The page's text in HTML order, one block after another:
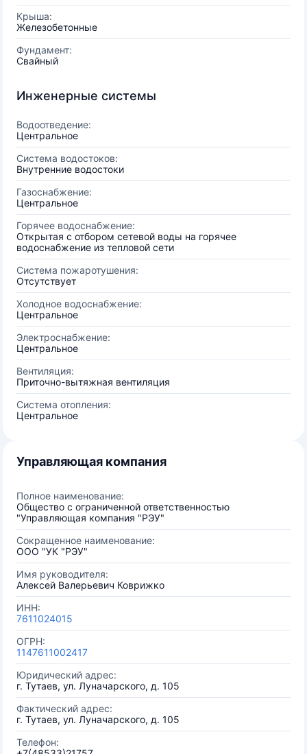
Крыша:
Железобетонные
Фундамент:
Свайный
Инженерные системы
Водоотведение:
Центральное
Система водостоков:
Внутренние водостоки
Газоснабжение:
Центральное
Горячее водоснабжение:
Открытая с отбором сетевой воды на горячее
водоснабжение из тепловой сети
Система пожаротушения:
Отсутствует
Холодное водоснабжение:
Центральное
Электроснабжение:
Центральное
Вентиляция:
Приточно-вытяжная вентиляция
Система отопления:
Центральное
Управляющая компания
Полное наименование:
Общество с ограниченной ответственностью
"Управляющая компания "РЭУ"
Сокращенное наименование:
ООО "УК "РЭУ"
Имя руководителя:
Алексей Валерьевич Коврижко
ИНН:
7611024015
ОГРН:
1147611002417
Юридический адрес:
г. Тутаев, ул. Луначарского, д. 105
Фактический адрес:
г. Тутаев, ул. Луначарского, д. 105
Телефон: